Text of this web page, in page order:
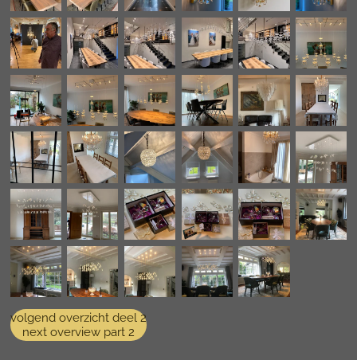
volgend overzicht deel 2
next overview part 2